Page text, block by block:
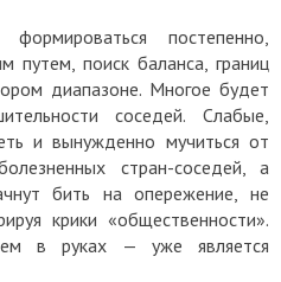
постепенно,
путем, поиск баланса, границ
диапазоне. Многое будет
соседей. Слабые,
и вынужденно мучиться от
стран-соседей, а
бить на опережение, не
крики «общественности».
в руках — уже является